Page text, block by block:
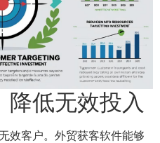
低无效投入
效客户。外贸获客软件能够